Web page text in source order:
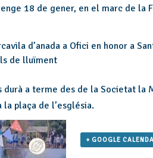
18 de gener, en el marc de la
d’anada a Ofici en honor a
de lluïment
durà a terme des de la Societat la
plaça de l’església.
+ GOOGLE